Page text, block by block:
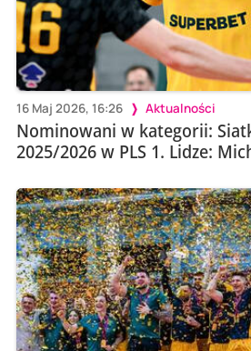
16 Maj 2026, 16:26 Aktualności
Nominowani w kategorii:
2025/2026 w PLS 1. Lidze: